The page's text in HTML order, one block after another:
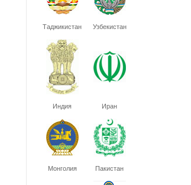
Таджикистан Узбекистан
Индия Иран
Монголия Пакистан